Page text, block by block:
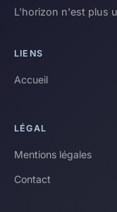
L'horizon n'est plus
LIENS
Accueil
LÉGAL
Mentions légales
Contact